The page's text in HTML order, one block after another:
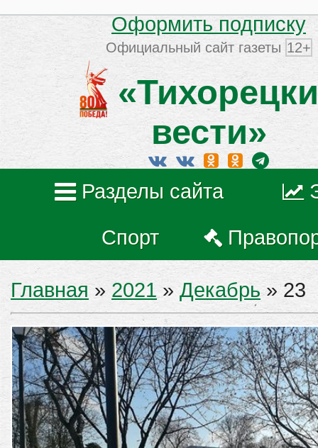
Оформить подписку
Официальный сайт газеты 12+
вести»
Разделы сайта
Спорт
Главная » 2021 » Декабрь » 23